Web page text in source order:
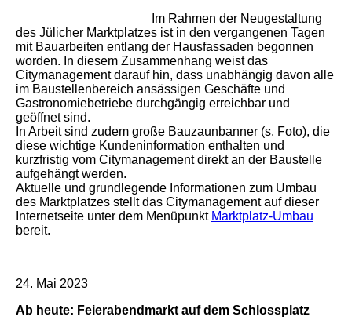
Im Rahmen der Neugestaltung
des Jülicher Marktplatzes ist in den vergangenen Tagen
mit Bauarbeiten entlang der Hausfassaden begonnen
worden. In diesem Zusammenhang weist das
Citymanagement darauf hin, dass unabhängig davon alle
im Baustellenbereich ansässigen Geschäfte und
Gastronomiebetriebe durchgängig erreichbar und
geöffnet sind.
In Arbeit sind zudem große Bauzaunbanner (s. Foto), die
diese wichtige Kundeninformation enthalten und
kurzfristig vom Citymanagement direkt an der Baustelle
aufgehängt werden.
Aktuelle und grundlegende Informationen zum Umbau
des Marktplatzes stellt das Citymanagement auf dieser
Internetseite unter dem Menüpunkt Marktplatz-Umbau
bereit.
24. Mai 2023
Ab heute: Feierabendmarkt auf dem Schlossplatz